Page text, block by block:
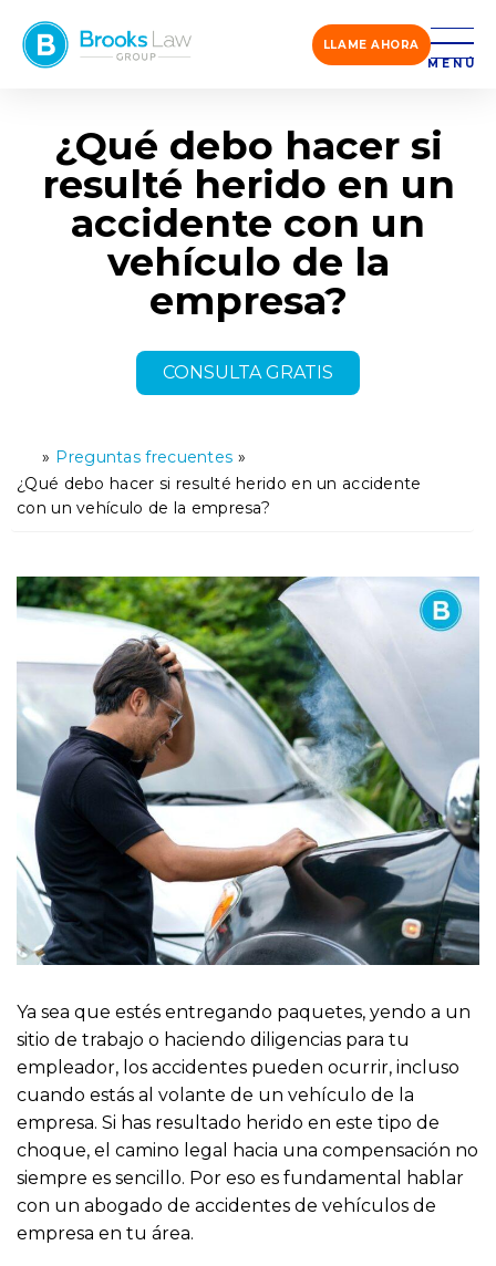
LLAME AHORA
MENÚ
¿Qué debo hacer si
resulté herido en un
accidente con un
vehículo de la
empresa?
CONSULTA GRATIS
ci
o
» Preguntas frecuentes »
¿Qué debo hacer si resulté herido en un accidente
con un vehículo de la empresa?
Ya sea que estés entregando paquetes, yendo a un
sitio de trabajo o haciendo diligencias para tu
empleador, los accidentes pueden ocurrir, incluso
cuando estás al volante de un vehículo de la
empresa. Si has resultado herido en este tipo de
choque, el camino legal hacia una compensación no
siempre es sencillo. Por eso es fundamental hablar
con un abogado de accidentes de vehículos de
empresa en tu área.